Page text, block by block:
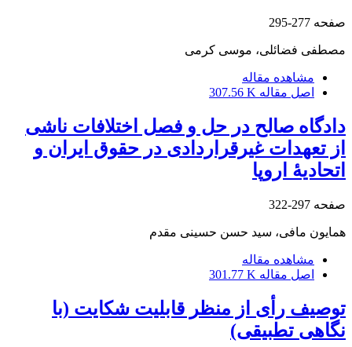
صفحه 277-295
مصطفی فضائلی، موسی کرمی
مشاهده مقاله
اصل مقاله 307.56 K
دادگاه صالح در حل و فصل اختلافات ناشی
از تعهدات غیرقراردادی در حقوق ایران و
اتحادیۀ اروپا
صفحه 297-322
همایون مافی، سید حسن حسینی مقدم
مشاهده مقاله
اصل مقاله 301.77 K
توصیف رأی از منظر قابلیت شکایت (با
نگاهی تطبیقی)